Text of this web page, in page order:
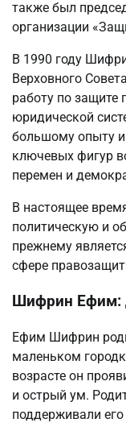
также был
организации
В 1990 году
Верховного
работу по защите
юридической
большому опыту
ключевых фигур
перемен и
В настоящее
политическую и
прежнему
сфере
Шифрин Ефим:
Ефим Шифрин
маленьком
возрасте он
и острый ум.
поддерживали его